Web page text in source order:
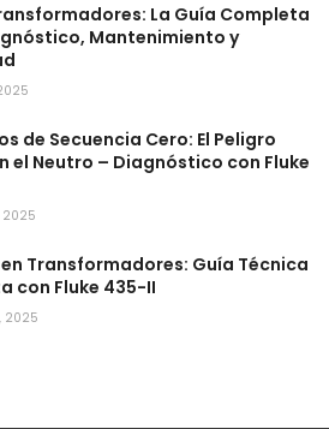
La Guía Completa
Mantenimiento y
de Secuencia Cero: El Peligro
el Neutro – Diagnóstico con Fluke
2025
Transformadores: Guía Técnica
con Fluke 435-II
2025